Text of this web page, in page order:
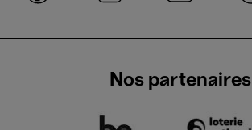
Nos partenaires